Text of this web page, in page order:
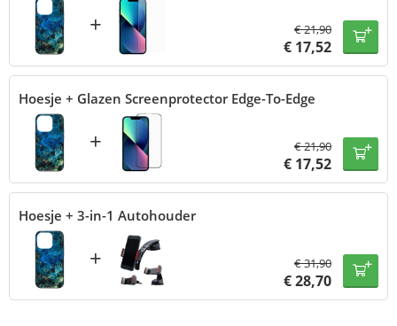
+ €21,90
€ 17,52
Hoesje + Glazen Screenprotector Edge-To-Edge
+ €21,90
€ 17,52
Hoesje + 3-in-1 Autohouder
+ €31,90
€28,70